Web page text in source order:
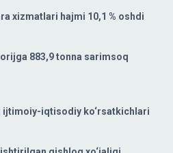
xizmatlari hajmi 10,1 % oshdi
883,9 tonna sarimsoq
ijtimoiy-iqtisodiy ko‘rsatkichlari